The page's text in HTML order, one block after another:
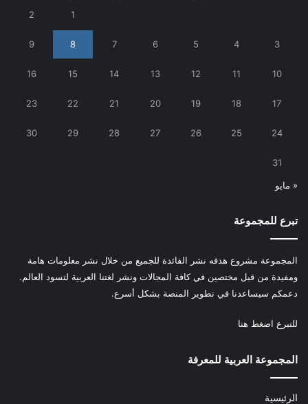
1
2
3
4
5
6
7
8
9
10
11
12
13
14
15
16
17
18
19
20
21
22
23
24
25
26
27
28
29
30
31
« مايو
تبرع للمجموعة
المجموعة مشروع هدفه نشر الفائدة للجميع من خلال نشر معلومات هامة
ومفيدة من قبل مختصين في كافة المجالات ونشر لغتنا العربية لتسود العالم.
دعمكم سيساعدنا في تطوير المنصة بشكل أسرع.
للتبرع اضغط هنا
المجموعة العربية للمعرفة
الرئيسية